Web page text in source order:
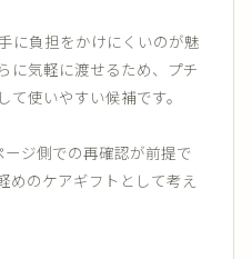
に負担をかけにくいのが魅
に気軽に渡せるため、プチ
使いやすい候補です。
ジ側での再確認が前提で
めのケアギフトとして考え